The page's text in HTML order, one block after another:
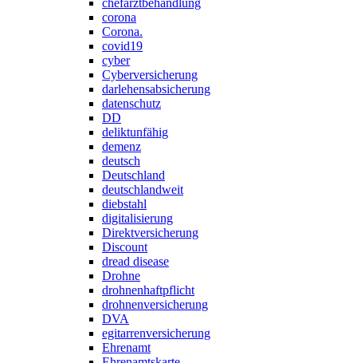
chefarztbehandlung
corona
Corona.
covid19
cyber
Cyberversicherung
darlehensabsicherung
datenschutz
DD
deliktunfähig
demenz
deutsch
Deutschland
deutschlandweit
diebstahl
digitalisierung
Direktversicherung
Discount
dread disease
Drohne
drohnenhaftpflicht
drohnenversicherung
DVA
egitarrenversicherung
Ehrenamt